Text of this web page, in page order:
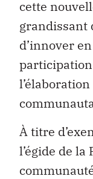
cette
grandissant
d’innover
À titre
l’égide de la